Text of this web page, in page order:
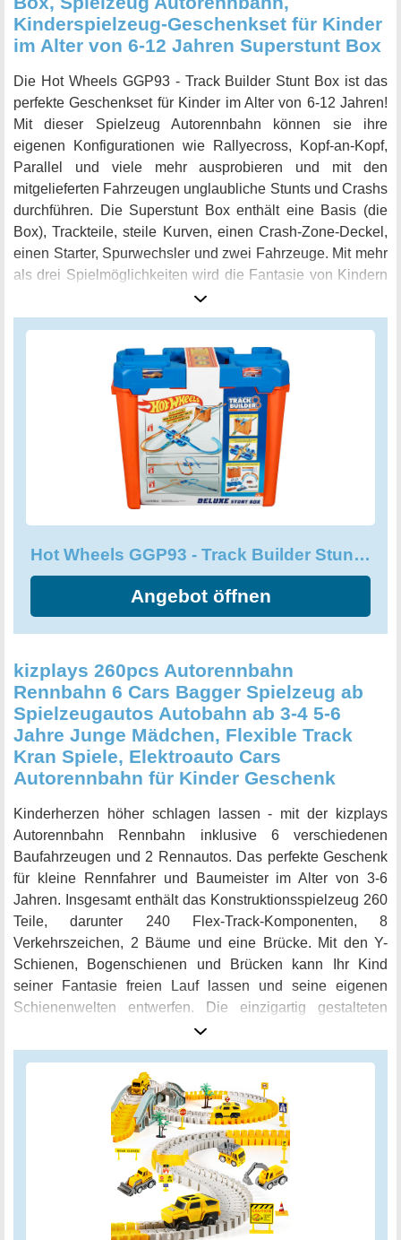
Kinderspielzeug-Geschenkset für Kinder
im Alter von 6-12 Jahren Superstunt Box
Die Hot Wheels GGP93 - Track Builder Stunt Box ist das
perfekte Geschenkset für Kinder im Alter von 6-12 Jahren!
Mit dieser Spielzeug Autorennbahn können sie ihre
eigenen Konfigurationen wie Rallyecross, Kopf-an-Kopf,
Parallel und viele mehr ausprobieren und mit den
mitgelieferten Fahrzeugen unglaubliche Stunts und Crashs
durchführen. Die Superstunt Box enthält eine Basis (die
Box), Trackteile, steile Kurven, einen Crash-Zone-Deckel,
einen Starter, Spurwechsler und zwei Fahrzeuge. Mit mehr
als drei Spielmöglichkeiten wird die Fantasie von Kindern
angeregt und das Problemlösen gefördert. Das Set lässt
sich schnell zusammenklappen zum Wegräumen oder
ihre Stunts und Rennen an jedem Ort durchführen können.
Die Deluxe Stunt Box enthält alles, was Kinder für
verrückte Crashs und Stunts brauchen. Geben Sie Ihrem
Kind mit der Hot Wheels GGP93 - Track Builder Stunt Box
eine Welt voller Abenteuer und Spaß! Dank der
hochwertigen Verarbeitung und der vielen Möglichkeiten
bietet dieses Kinderspielzeug stundenlangen Spielspaß
und fördert die motorischen Fähigkeiten und die Kreativität
Track Builder Stunt Box und lassen Sie Ihre Kinder ihre
eigenen Rennen und Stunts kreieren!
Hot Wheels GGP93 - Track Builder Stunt Box, Spielzeug Autorennbahn
Angebot öffnen
kizplays 260pcs Autorennbahn
Rennbahn 6 Cars Bagger Spielzeug ab
Spielzeugautos Autobahn ab 3-4 5-6
Jahre Junge Mädchen, Flexible Track
Kran Spiele, Elektroauto Cars
Autorennbahn für Kinder Geschenk
Kinderherzen höher schlagen lassen - mit der kizplays
Autorennbahn Rennbahn inklusive 6 verschiedenen
Baufahrzeugen und 2 Rennautos. Das perfekte Geschenk
für kleine Rennfahrer und Baumeister im Alter von 3-6
Jahren. Insgesamt enthält das Konstruktionsspielzeug 260
Teile, darunter 240 Flex-Track-Komponenten, 8
Verkehrszeichen, 2 Bäume und eine Brücke. Mit den Y-
Schienen, Bogenschienen und Brücken kann Ihr Kind
seiner Fantasie freien Lauf lassen und seine eigenen
Schienenwelten entwerfen. Die einzigartig gestalteten
Baugleise sind perfekt auf die Handgröße der Kinder
abgestimmt und lassen sich leicht transportieren, um
überall damit spielen zu können. Dabei steht die Sicherheit
immer an erster Stelle - das Spielzeug entspricht den
europäischen Spielzeugnormen und ist aus ungiftigen
Materialien hergestellt. In den stundenlangen Spielspaß
können auch noch pädagogische Aspekte fließen, denn
die beweglichen Arbeitsarme der Baufahrzeuge fördern die
Kreativität und Fantasie der Kinder. Mit diesem Set werden
Ihre Kleinen zu großen Baumeistern.